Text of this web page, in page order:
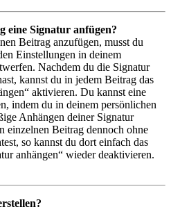
eine Signatur anfügen?
Beitrag anzufügen, musst du
Einstellungen in deinem
Nachdem du die Signatur
kannst du in jedem Beitrag das
aktivieren. Du kannst eine
indem du in deinem persönlichen
Anhängen deiner Signatur
einzelnen Beitrag dennoch ohne
so kannst du dort einfach das
anhängen“ wieder deaktivieren.